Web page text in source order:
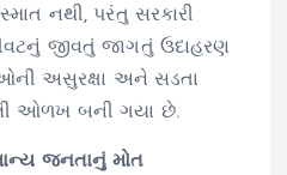
નથી, પરંતુ સરકારી
જીવતું જાગતું ઉદાહરણ
અસુરક્ષા અને સડતા
ઓળખ બની ગયા છે.
જનતાનું મોત